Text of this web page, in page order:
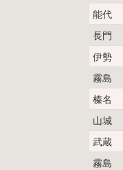
能代
長門
伊勢
霧島
榛名
山城
武蔵
霧島